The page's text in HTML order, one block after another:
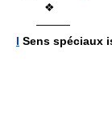
❖
———
I Sens spéciaux